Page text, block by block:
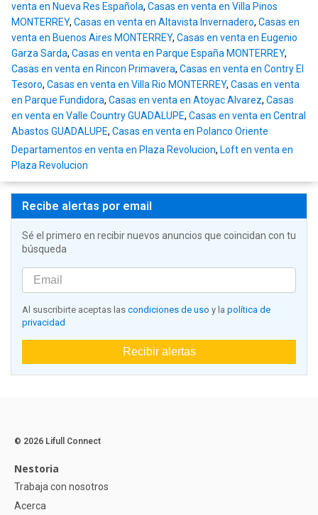
venta en Nueva Res Española, Casas en venta en Villa Pinos
MONTERREY, Casas en venta en Altavista Invernadero, Casas en
venta en Buenos Aires MONTERREY, Casas en venta en Eugenio
Garza Sarda, Casas en venta en Parque España MONTERREY,
Casas en venta en Rincon Primavera, Casas en venta en Contry El
Tesoro, Casas en venta en Villa Rio MONTERREY, Casas en venta
en Parque Fundidora, Casas en venta en Atoyac Alvarez, Casas
en venta en Valle Country GUADALUPE, Casas en venta en Central
Abastos GUADALUPE, Casas en venta en Polanco Oriente
Departamentos en venta en Plaza Revolucion, Loft en venta en
Plaza Revolucion
Recibe alertas por email
Sé el primero en recibir nuevos anuncios que coincidan con tu
búsqueda
Al suscribirte aceptas las condiciones de uso y la política de
privacidad
Recibir alertas
© 2026 Lifull Connect
Nestoria
Trabaja con nosotros
Acerca